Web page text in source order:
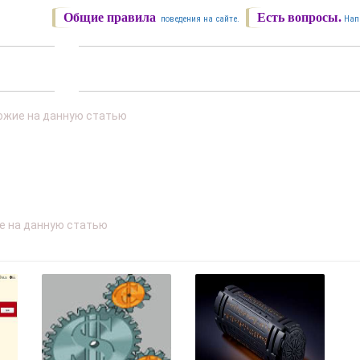
Есть вопросы.
Общие правила поведения на сайте.